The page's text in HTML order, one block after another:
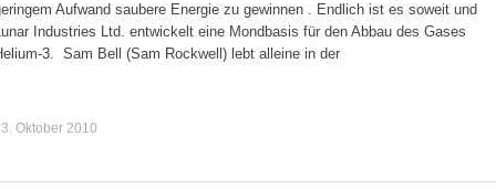
Aufwand saubere Energie zu gewinnen . Endlich ist es soweit und
Industries Ltd. entwickelt eine Mondbasis für den Abbau des Gases
3. Sam Bell (Sam Rockwell) lebt alleine in der
Oktober 2010